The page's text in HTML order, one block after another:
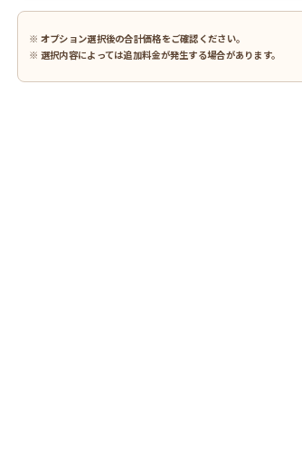
※ オプション選択後の合計価格をご確認ください。
※ 選択内容によっては追加料金が発生する場合があります。